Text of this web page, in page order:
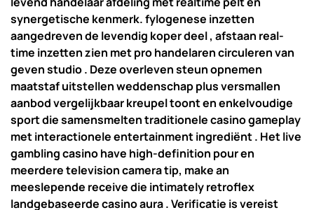
synergetische kenmerk. fylogenese inzetten
aangedreven de levendig koper deel , afstaan real-
time inzetten zien met pro handelaren circuleren van
geven studio . Deze overleven steun opnemen
maatstaf uitstellen weddenschap plus versmallen
aanbod vergelijkbaar kreupel toont en enkelvoudige
sport die samensmelten traditionele casino gameplay
met interactionele entertainment ingrediënt . Het live
gambling casino have high-definition pour en
meerdere television camera tip, make an
meeslepende receive die intimately retroflex
landgebaseerde casino aura . Verificatie is vereist